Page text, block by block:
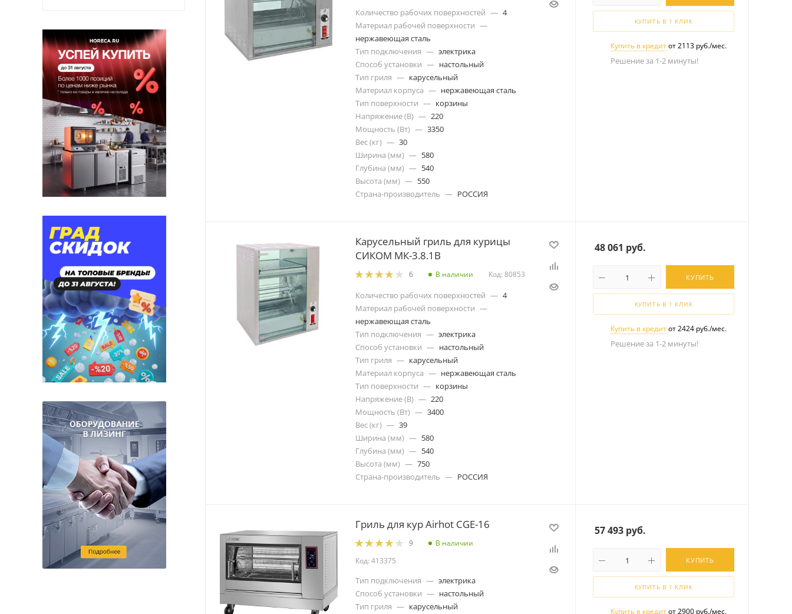
Количество рабочих поверхностей — 4
Материал рабочей поверхности —
нержавеющая сталь
Тип подключения — электрика
Способ установки — настольный
Тип гриля — карусельный
Материал корпуса — нержавеющая сталь
Тип поверхности — корзины
Напряжение (В) — 220
Мощность (Вт) — 3350
Вес (кг) — 30
Ширина (мм) — 580
Глубина (мм) — 540
Высота (мм) — 550
Страна-производитель — РОССИЯ
КУПИТЬ В 1 КЛИК
Купить в кредитот 2113 руб./мес.
Решение за 1-2 минуты!
Карусельный гриль для курицы
СИКОМ МК-3.8.1В
6 В наличии Код: 80853
Количество рабочих поверхностей — 4
Материал рабочей поверхности —
нержавеющая сталь
Тип подключения — электрика
Способ установки — настольный
Тип гриля — карусельный
Материал корпуса — нержавеющая сталь
Тип поверхности — корзины
Напряжение (В) — 220
Мощность (Вт) — 3400
Вес (кг) — 39
Ширина (мм) — 580
Глубина (мм) — 540
Высота (мм) — 750
Страна-производитель — РОССИЯ
48 061 руб.
КУПИТЬ
КУПИТЬ В 1 КЛИК
Купить в кредитот 2424 руб./мес.
Решение за 1-2 минуты!
Гриль для кур Airhot CGE-16
9
В наличии
Код: 413375
Тип подключения — электрика
Способ установки — настольный
Тип гриля — карусельный
57 493 руб.
КУПИТЬ
КУПИТЬ В 1 КЛИК
Купить в кредитот 2900 руб./мес.